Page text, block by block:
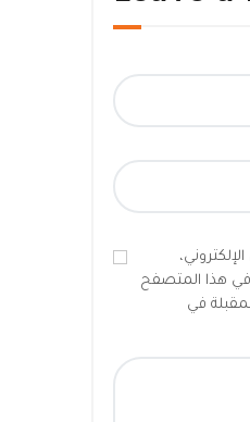
في هذا المتصفح
في